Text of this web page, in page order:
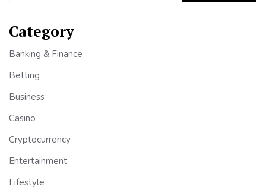
Category
Banking & Finance
Betting
Business
Casino
Cryptocurrency
Entertainment
Lifestyle